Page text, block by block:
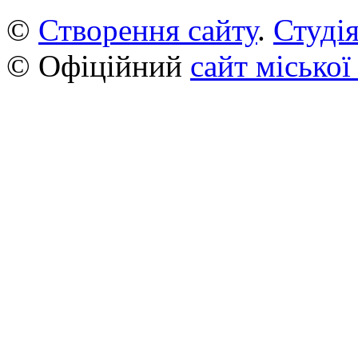
© Створення сайту.
© Офіційний сайт